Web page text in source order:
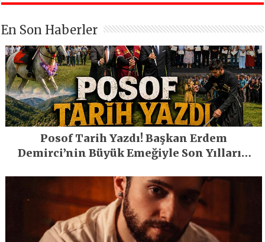
En Son Haberler
Posof Tarih Yazdı! Başkan Erdem
Demirci’nin Büyük Emeğiyle Son Yılların